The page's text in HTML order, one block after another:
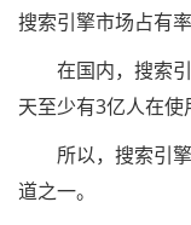
搜索引擎市场占有
在国内，搜索引
天至少有3亿人在使
所以，搜索引擎
道之一。